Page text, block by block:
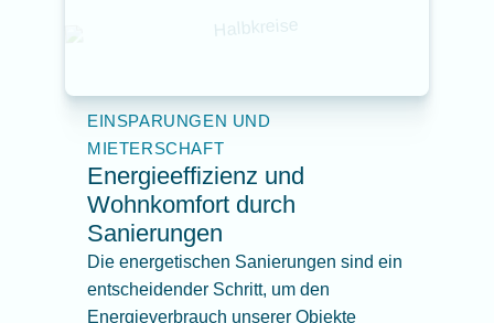
EINSPARUNGEN UND
MIETERSCHAFT
Energieeffizienz und
Wohnkomfort durch
Sanierungen
Die energetischen Sanierungen sind ein
entscheidender Schritt, um den
Energieverbrauch unserer Objekte